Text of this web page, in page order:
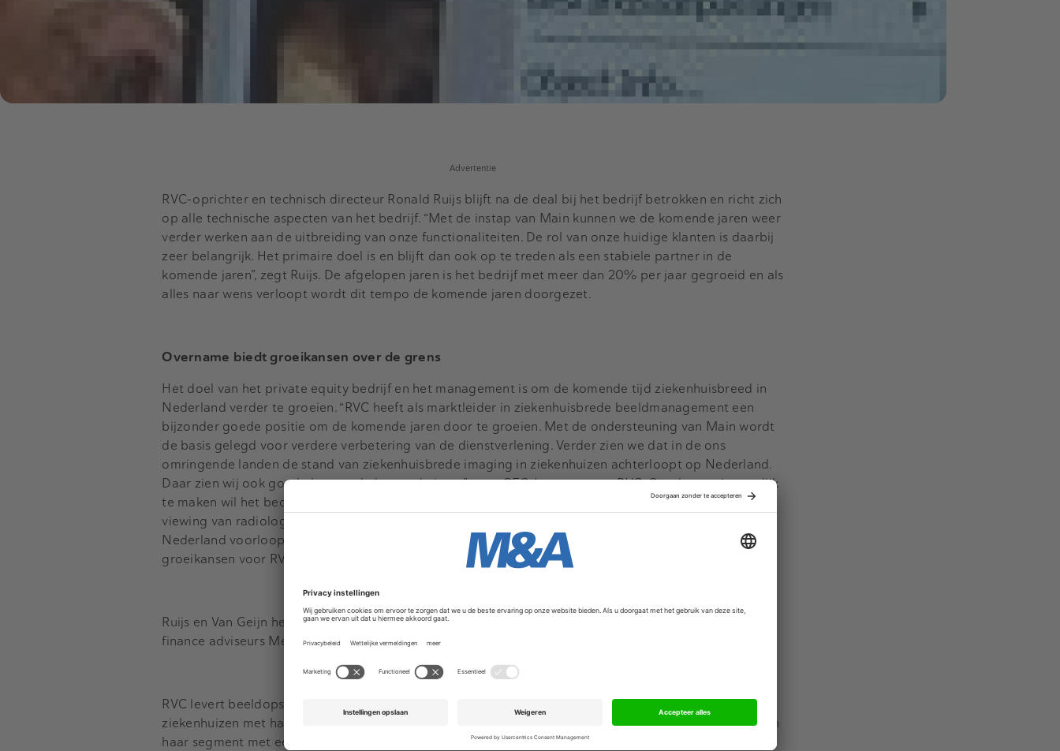
Advertentie
RVC-oprichter en technisch directeur Ronald Ruijs blijft na de deal bij het bedrijf betrokken en richt zich
op alle technische aspecten van het bedrijf. “Met de instap van Main kunnen we de komende jaren weer
verder werken aan de uitbreiding van onze functionaliteiten. De rol van onze huidige klanten is daarbij
zeer belangrijk. Het primaire doel is en blijft dan ook op te treden als een stabiele partner in de
komende jaren”, zegt Ruijs. De afgelopen jaren is het bedrijf met meer dan 20% per jaar gegroeid en als
alles naar wens verloopt wordt dit tempo de komende jaren doorgezet.
Overname biedt groeikansen over de grens
Het doel van het private equity bedrijf en het management is om de komende tijd ziekenhuisbreed in
Nederland verder te groeien. “RVC heeft als marktleider in ziekenhuisbrede beeldmanagement een
bijzonder goede positie om de komende jaren door te groeien. Met de ondersteuning van Main wordt
de basis gelegd voor verdere verbetering van de dienstverlening. Verder zien we dat in de ons
omringende landen de stand van ziekenhuisbrede imaging in ziekenhuizen achterloopt op Nederland.
Daar zien wij ook goede kansen de komende jaren”, zegt CEO Joost van van RVC. Om de groei mogelijk
te maken wil het bedrijf investeren in technologiën op het vlak van ‘mobile, business Intelligence en
viewing van radiologiebeelden’. De investeerder en het management van RVC constateren dat
Nederland voorloopt op de rest van de wereld in medische software. Dit biedt goede internationale
groeikansen voor RVC.
Ruijs en Van Geijn hebben voor de zoektocht naar een investeerder advies gekregen van corporate
finance adviseurs Menno Stuker en Ivo de Heus van Rembrandt Fusies en Overnames.
RVC levert beeldopslag en workflow ondersteunende oplossingen voor de primaire processen van
ziekenhuizen met haar product Clinical Assistant. RVC is naar eigen zeggen in Nederland marktleider in
haar segment met een marktaandeel van circa 50% en klanten als: UMC Utrecht, OLVG, Slingeland